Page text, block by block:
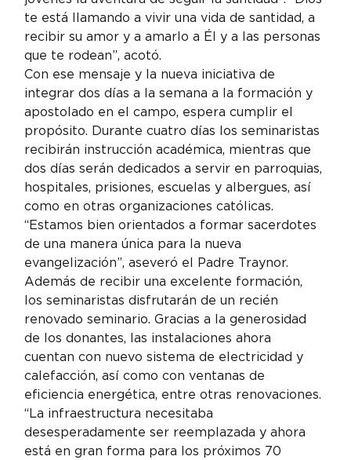
te está llamando a vivir una vida de santidad, a
recibir su amor y a amarlo a Él y a las personas
que te rodean”, acotó.
Con ese mensaje y la nueva iniciativa de
integrar dos días a la semana a la formación y
apostolado en el campo, espera cumplir el
propósito. Durante cuatro días los seminaristas
recibirán instrucción académica, mientras que
dos días serán dedicados a servir en parroquias,
hospitales, prisiones, escuelas y albergues, así
como en otras organizaciones católicas.
“Estamos bien orientados a formar sacerdotes
de una manera única para la nueva
evangelización”, aseveró el Padre Traynor.
Además de recibir una excelente formación,
los seminaristas disfrutarán de un recién
renovado seminario. Gracias a la generosidad
de los donantes, las instalaciones ahora
cuentan con nuevo sistema de electricidad y
calefacción, así como con ventanas de
eficiencia energética, entre otras renovaciones.
“La infraestructura necesitaba
desesperadamente ser reemplazada y ahora
está en gran forma para los próximos 70